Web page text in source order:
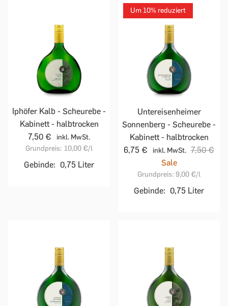
Iphöfer Kalb - Scheurebe -
Kabinett - halbtrocken
7,50 €
inkl. MwSt.
Grundpreis: 10,00 €/l
Gebinde: 0,75 Liter
Um 10% reduziert
Untereisenheimer
Sonnenberg - Scheurebe -
Kabinett - halbtrocken
6,75 €
inkl. MwSt. 7,50 €
Sale
Grundpreis: 9,00 €/l
Gebinde: 0,75 Liter